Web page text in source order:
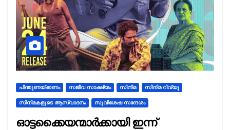
പിന്തുണയ്ക്കണം സജീവ സാക്ഷ്യം സിനിമ സിനിമ റിവ്യൂ
സിനിമകളുടെ ആസ്വാദനം സുവിശേഷ സന്ദേശം
ഓട്ടക്കൈയന്മാർക്കായി ഇന്ന്